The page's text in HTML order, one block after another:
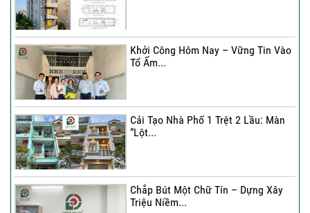
Khởi Công Hôm Nay – Vững Tin Vào
Tổ Ấm...
Cải Tạo Nhà Phố 1 Trệt 2 Lầu: Màn
“Lột...
Chắp Bút Một Chữ Tín – Dựng Xây
Triệu Niềm...